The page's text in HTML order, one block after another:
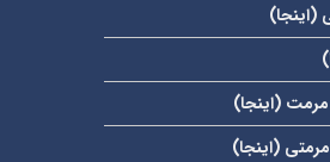
اینجا)
( اینجا)
( اینجا)